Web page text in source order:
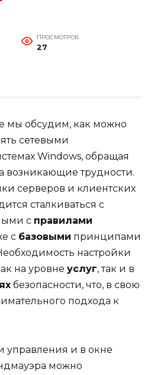
ПРОСМОТРОВ
27
мы обсудим, как можно
сетевыми
Windows, обращая
возникающие трудности.
серверов и клиентских
сталкиваться с
с правилами
с базовыми принципами
настройки
на уровне услуг, так и в
безопасности, что, в свою
подхода к
управления и в окне
можно